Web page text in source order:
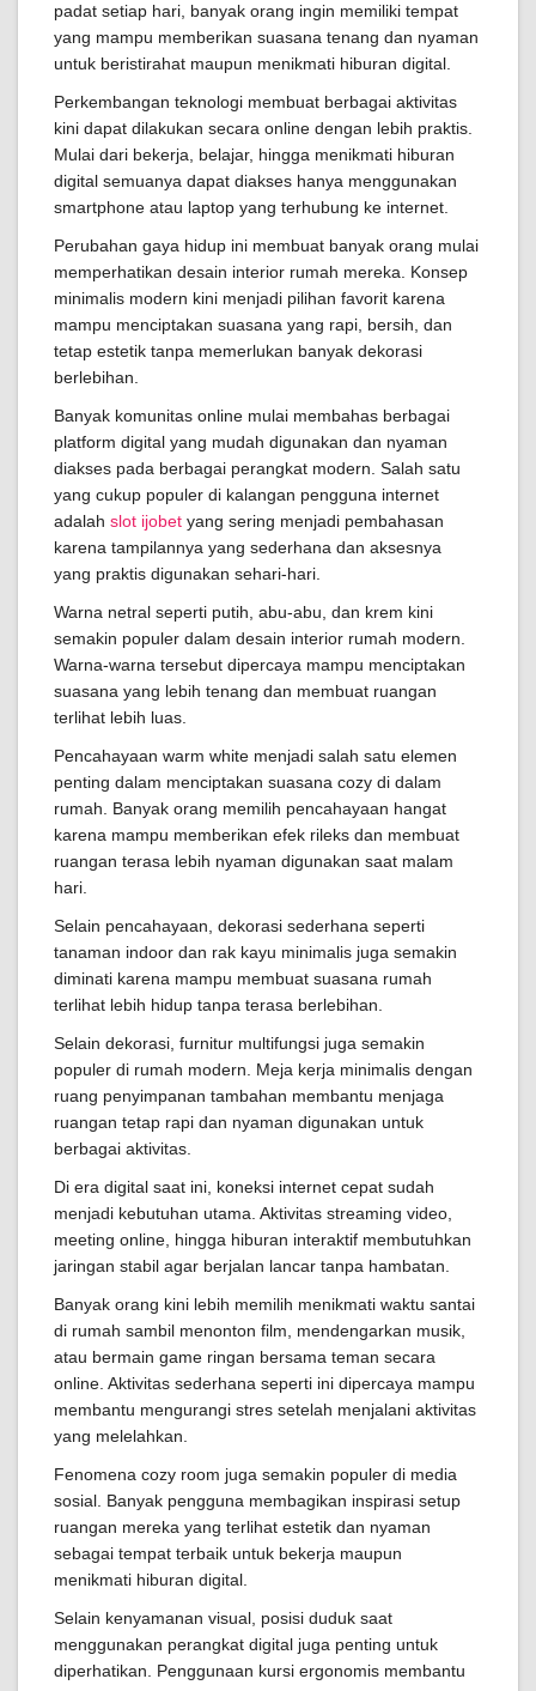
padat setiap hari, banyak orang ingin memiliki tempat
yang mampu memberikan suasana tenang dan nyaman
untuk beristirahat maupun menikmati hiburan digital.
Perkembangan teknologi membuat berbagai aktivitas
kini dapat dilakukan secara online dengan lebih praktis.
Mulai dari bekerja, belajar, hingga menikmati hiburan
digital semuanya dapat diakses hanya menggunakan
smartphone atau laptop yang terhubung ke internet.
Perubahan gaya hidup ini membuat banyak orang mulai
memperhatikan desain interior rumah mereka. Konsep
minimalis modern kini menjadi pilihan favorit karena
mampu menciptakan suasana yang rapi, bersih, dan
tetap estetik tanpa memerlukan banyak dekorasi
berlebihan.
Banyak komunitas online mulai membahas berbagai
platform digital yang mudah digunakan dan nyaman
diakses pada berbagai perangkat modern. Salah satu
yang cukup populer di kalangan pengguna internet
adalah slot ijobet yang sering menjadi pembahasan
karena tampilannya yang sederhana dan aksesnya
yang praktis digunakan sehari-hari.
Warna netral seperti putih, abu-abu, dan krem kini
semakin populer dalam desain interior rumah modern.
Warna-warna tersebut dipercaya mampu menciptakan
suasana yang lebih tenang dan membuat ruangan
terlihat lebih luas.
Pencahayaan warm white menjadi salah satu elemen
penting dalam menciptakan suasana cozy di dalam
rumah. Banyak orang memilih pencahayaan hangat
karena mampu memberikan efek rileks dan membuat
ruangan terasa lebih nyaman digunakan saat malam
hari.
Selain pencahayaan, dekorasi sederhana seperti
tanaman indoor dan rak kayu minimalis juga semakin
diminati karena mampu membuat suasana rumah
terlihat lebih hidup tanpa terasa berlebihan.
Selain dekorasi, furnitur multifungsi juga semakin
populer di rumah modern. Meja kerja minimalis dengan
ruang penyimpanan tambahan membantu menjaga
ruangan tetap rapi dan nyaman digunakan untuk
berbagai aktivitas.
Di era digital saat ini, koneksi internet cepat sudah
menjadi kebutuhan utama. Aktivitas streaming video,
meeting online, hingga hiburan interaktif membutuhkan
jaringan stabil agar berjalan lancar tanpa hambatan.
Banyak orang kini lebih memilih menikmati waktu santai
di rumah sambil menonton film, mendengarkan musik,
atau bermain game ringan bersama teman secara
online. Aktivitas sederhana seperti ini dipercaya mampu
membantu mengurangi stres setelah menjalani aktivitas
yang melelahkan.
Fenomena cozy room juga semakin populer di media
sosial. Banyak pengguna membagikan inspirasi setup
ruangan mereka yang terlihat estetik dan nyaman
sebagai tempat terbaik untuk bekerja maupun
menikmati hiburan digital.
Selain kenyamanan visual, posisi duduk saat
menggunakan perangkat digital juga penting untuk
diperhatikan. Penggunaan kursi ergonomis membantu